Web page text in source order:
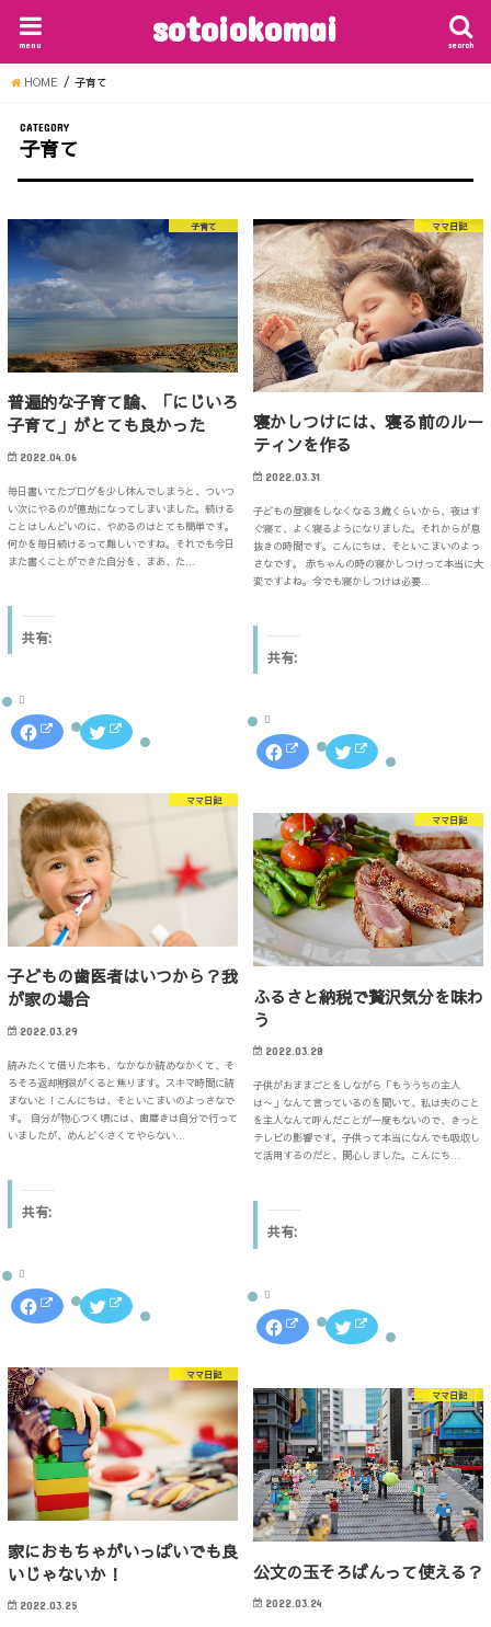
sotoiokomai search
menu
HOME 子育て
CATEGORY
子育て
子育て
普遍的な子育て論、「にじいろ
子育て」がとても良かった
2022.04.06
毎日書いてたブログを少し休んでしまうと、ついつ
い次にやるのが億劫になってしまいました。続ける
ことはしんどいのに、やめるのはとても簡単です。
何かを毎日続けるって難しいですね。それでも今日
また書くことができた自分を、まあ、た…
共有:
F
c
o
o
k
で
共
有
す
る
に
は
ク
リ
ッ
ク
し
て
く
さ
新
し
い
ウ
ィ
ン
開
き
ま
ク
ッ
て
w
i
t
t
e
r
で
共
有
新
し
い
で
開
き
ま
す
)
ママ日記
寝かしつけには、寝る前のルー
ティンを作る
2022.03.31
子どもの昼寝をしなくなる３歳くらいから、夜はす
ぐ寝て、よく寝るようになりました。それからが息
抜きの時間です。こんにちは、そといこまいのよっ
さなです。 赤ちゃんの時の寝かしつけって本当に大
変ですよね。今でも寝かしつけは必要…
共有:
F
c
o
o
k
で
共
有
す
る
に
は
リ
ッ
ク
し
さ
(
新
し
い
ウ
ィ
ン
開
き
ま
ク
ッ
て
T
w
i
t
t
e
r
で
共
有
新
い
で
開
き
ま
す
)
ママ日記
子どもの歯医者はいつから？我
が家の場合
2022.03.29
読みたくて借りた本も、なかなか読めなかくて、そ
ろそろ返却期限がくると焦ります。スキマ時間に読
まないと！こんにちは、そといこまいのよっさなで
す。 自分が物心つく頃には、歯磨きは自分で行って
いましたが、めんどくさくてやらない…
共有:
F
c
o
o
k
で
共
有
す
る
は
ク
リ
ッ
ク
し
く
さ
ク
ッ
て
w
i
t
t
e
r
で
共
有
(
新
し
い
ウ
ィ
ママ日記
ふるさと納税で贅沢気分を味わ
う
2022.03.28
子供がおままごとをしながら「もううちの主人
は〜」なんて言っているのを聞いて、私は夫のこと
を主人なんて呼んだことが一度もないので、きっと
テレビの影響です。子供って本当になんでも吸収し
て活用するのだと、関心しました。こんにち…
共有:
F
c
o
o
k
で
共
有
す
る
に
は
ク
リ
ッ
し
て
く
だ
ク
ッ
て
i
t
t
e
r
で
共
有
(
新
し
い
ウ
ママ日記
家におもちゃがいっぱいでも良
いじゃないか！
2022.03.25
ママ日記
公文の玉そろばんって使える？
2022.03.24